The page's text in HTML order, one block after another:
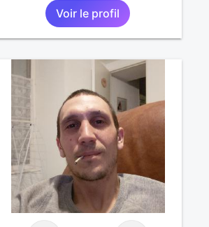
Voir le profil